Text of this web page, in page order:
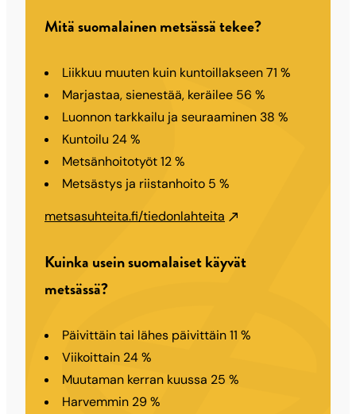
Mitä suomalainen metsässä tekee?
Liikkuu muuten kuin kuntoillakseen 71 %
Marjastaa, sienestää, keräilee 56 %
Luonnon tarkkailu ja seuraaminen 38 %
Kuntoilu 24 %
Metsänhoitotyöt 12 %
Metsästys ja riistanhoito 5 %
metsasuhteita.fi/tiedonlahteita
Kuinka usein suomalaiset käyvät
metsässä?
Päivittäin tai lähes päivittäin 11 %
Viikoittain 24 %
Muutaman kerran kuussa 25 %
Harvemmin 29 %